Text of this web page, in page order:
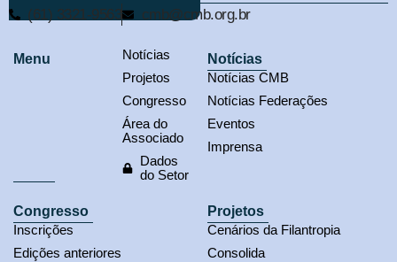
(61) 3321-9563 cmb@cmb.org.br
Menu
Notícias
Projetos
Congresso
Área do
Associado
Dados
do Setor
Notícias
Notícias CMB
Notícias Federações
Eventos
Imprensa
Congresso
Inscrições
Edições anteriores
Projetos
Cenários da Filantropia
Consolida